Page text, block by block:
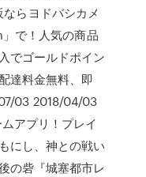
らヨドバシカメ
で！人気の商品
でゴールドポイン
達料金無料、即
03 2018/04/03
アプリ！プレイ
にし、神との戦い
の砦『城塞都市レ